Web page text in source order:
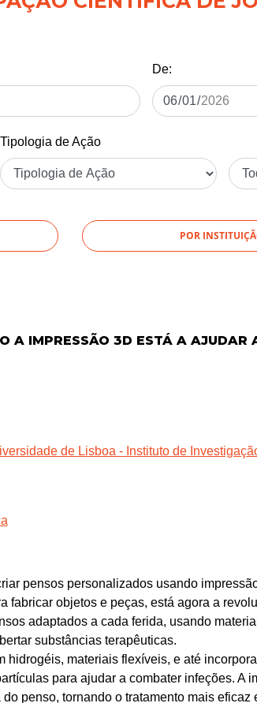
De:
Tipologia de Ação
POR
A IMPRESSÃO 3D ESTÁ A AJUDAR
de Lisboa - Instituto de
pensos personalizados usando
fabricar objetos e peças, está agora a
adaptados a cada ferida, usando
substâncias terapêuticas.
hidrogéis, materiais flexíveis, e até
para ajudar a combater infeções. A
penso, tornando o tratamento mais eficaz